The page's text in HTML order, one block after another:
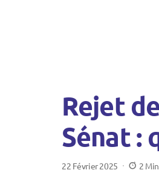
Rejet
Sénat :
22 Février 2025 2